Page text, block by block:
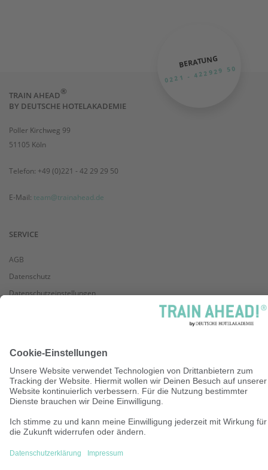
BERATUNG
0221 - 422929 50
TRAIN AHEAD®
BY DEUTSCHE HOTELAKADEMIE
Poller Kirchweg 99
51105 Köln
Telefon: +49 (0)221 - 42 29 29 50
E-Mail: team@trainahead.de
SERVICE
AGB
Datenschutz
Datenschutzeinstellungen
Impressum
Kontakt